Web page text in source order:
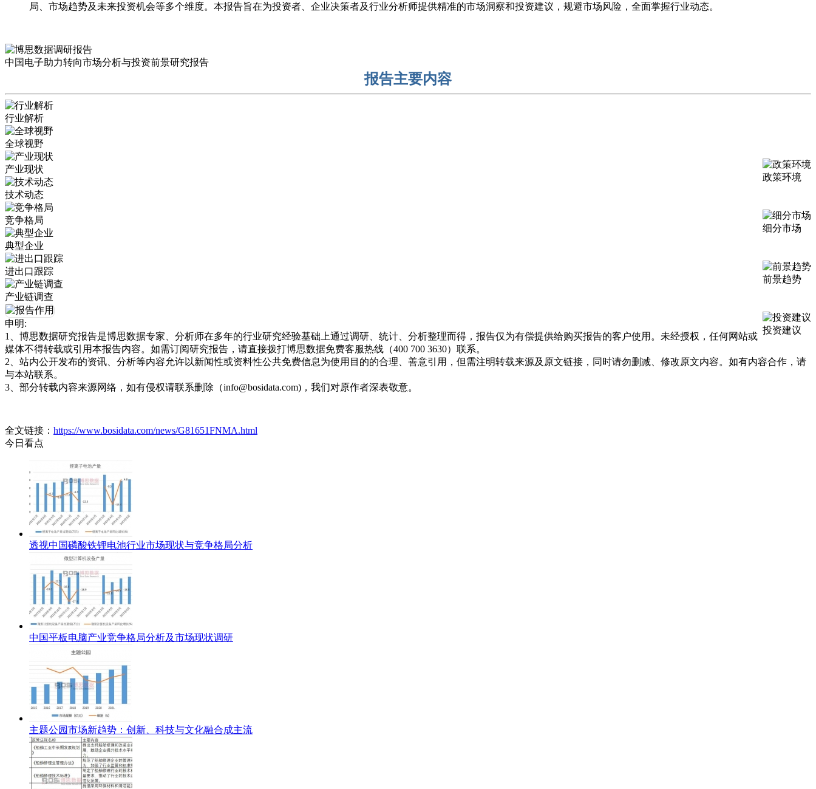
局、市场趋势及未来投资机会等多个维度。本报告旨在为投资者、企业决策者及行业分析师提供精准的市场洞察和投资建议，规避市场风险，全面掌握行业动态。
中国电子助力转向市场分析与投资前景研究报告
报告主要内容
行业解析
全球视野
政策环境
产业现状
技术动态
细分市场
竞争格局
典型企业
前景趋势
进出口跟踪
产业链调查
投资建议
申明:
1、博思数据研究报告是博思数据专家、分析师在多年的行业研究经验基础上通过调研、统计、分析整理而得，报告仅为有偿提供给购买报告的客户使用。未经授权，任何网站或
媒体不得转载或引用本报告内容。如需订阅研究报告，请直接拨打博思数据免费客服热线（400 700 3630）联系。
2、站内公开发布的资讯、分析等内容允许以新闻性或资料性公共免费信息为使用目的的合理、善意引用，但需注明转载来源及原文链接，同时请勿删减、修改原文内容。如有内容合作，请
与本站联系。
3、部分转载内容来源网络，如有侵权请联系删除（info@bosidata.com)，我们对原作者深表敬意。
全文链接： https://www.bosidata.com/news/G81651FNMA.html
今日看点
透视中国磷酸铁锂电池行业市场现状与竞争格局分析
中国平板电脑产业竞争格局分析及市场现状调研
主题公园市场新趋势：创新、科技与文化融合成主流